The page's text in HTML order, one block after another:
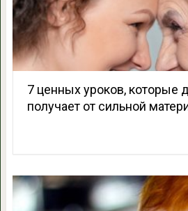
7 ценных уроков, которые
получает от сильной